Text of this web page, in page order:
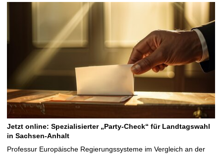
Jetzt online: Spezialisierter „Party-Check“ für Landtagswahl
in Sachsen-Anhalt
Professur Europäische Regierungssysteme im Vergleich an der